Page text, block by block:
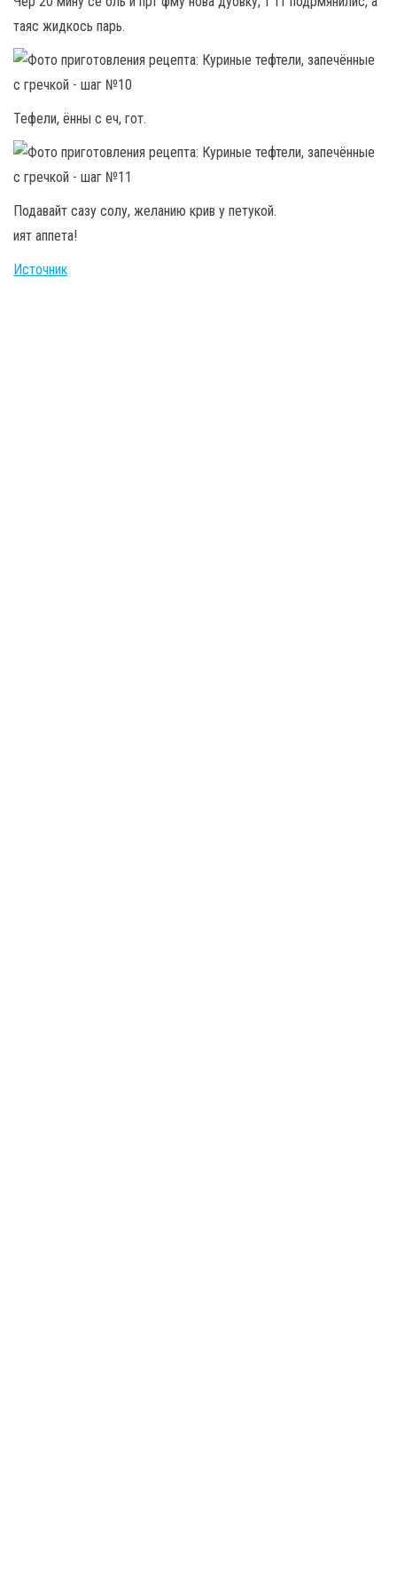
таяс жидкось парь.
Тефели, ённы с еч, гот.
Подавайт сазу солу, желанию крив у петукой.
ият аппета!
Источник